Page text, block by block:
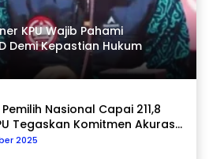
KPU Wajib Pahami
Demi Kepastian Hukum
Nasional Capai 211,8
Tegaskan Komitmen Akurasi
2025